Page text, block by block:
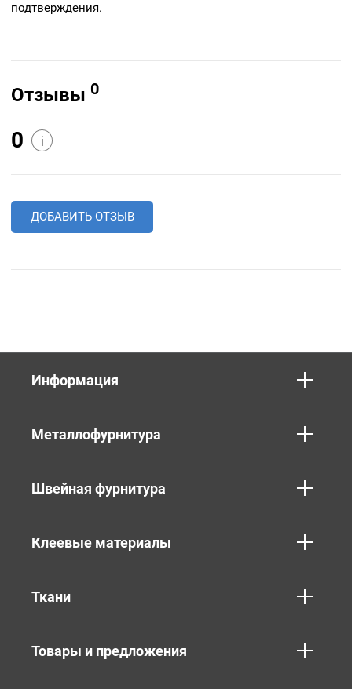
подтверждения.
Отзывы 0
0 i
ДОБАВИТЬ ОТЗЫВ
Информация
Металлофурнитура
Швейная фурнитура
Клеевые материалы
Ткани
Товары и предложения